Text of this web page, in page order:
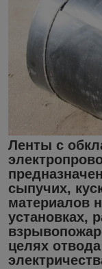
Ленты с
сыпучих,
материалов
установках,
целях